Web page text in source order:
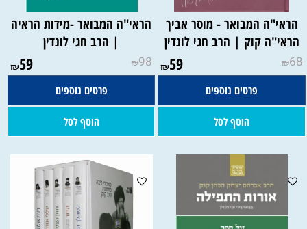
הראי"ה המבואר - מוסר אביך
הראי"ה קוק | הרב חגי לונדין
₪68
₪59
פרטים נוספים
הוסף לסל
הראי"ה המבואר -מידות הראיה
| הרב חגי לונדין
₪98
₪59
פרטים נוספים
הוסף לסל